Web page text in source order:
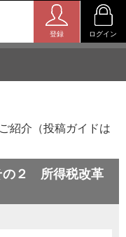
登録 ログイン
紹介（投稿ガイドは
の２ 所得税改革